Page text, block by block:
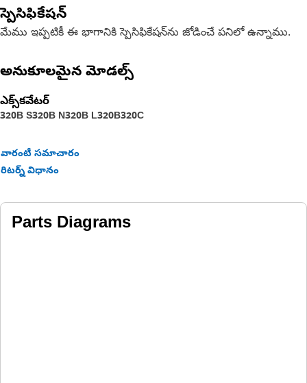
స్పెసిఫికేషన్
మేము ఇప్పటికీ ఈ భాగానికి స్పెసిఫికేషన్‌ను జోడించే పనిలో ఉన్నాము.
అనుకూలమైన మోడల్స్
ఎక్స్‌కవేటర్
320B S320B N320B L320B320C
వారంటీ సమాచారం
రిటర్న్ విధానం
Parts Diagrams